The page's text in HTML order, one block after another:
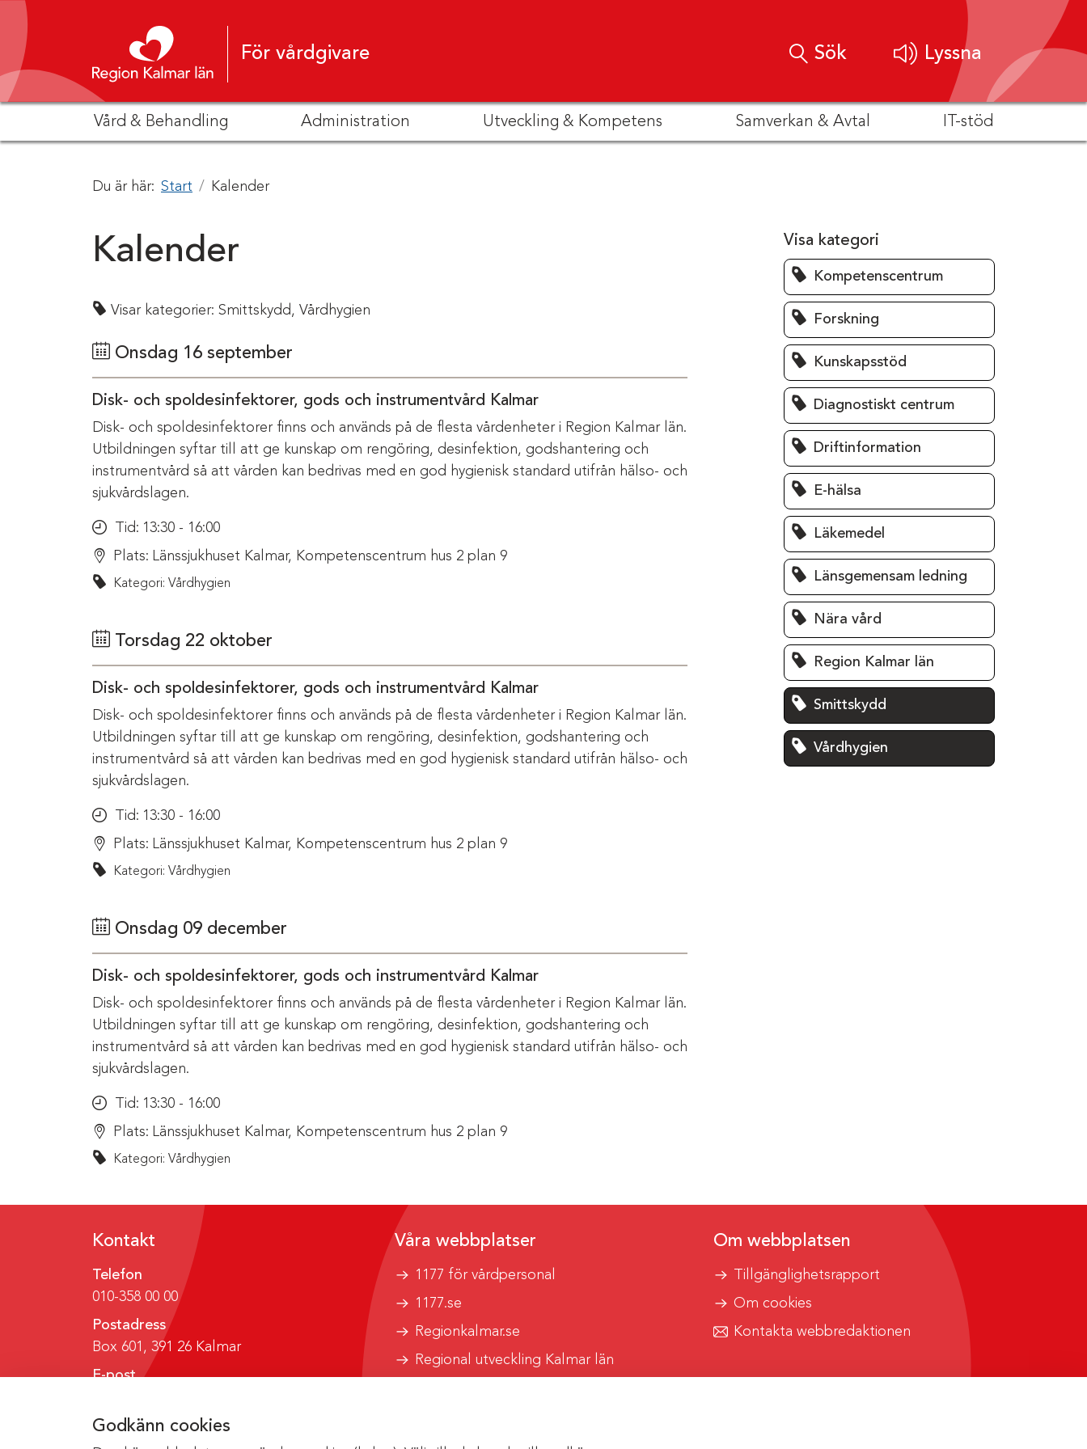
Godkänn cookies
Hoppa till innehåll
För vårdgivare Sök Lyssna
Vård & Behandling Administration Utveckling & Kompetens Samverkan & Avtal IT-stöd
Du är här: Start Kalender
Kalender
Visar kategorier: Smittskydd, Vårdhygien
Onsdag 16 september
Disk- och spoldesinfektorer, gods och instrumentvård Kalmar
Disk- och spoldesinfektorer finns och används på de flesta vårdenheter i Region Kalmar län.
Utbildningen syftar till att ge kunskap om rengöring, desinfektion, godshantering och
instrumentvård så att vården kan bedrivas med en god hygienisk standard utifrån hälso- och
sjukvårdslagen.
Tid: 13:30 - 16:00
Plats: Länssjukhuset Kalmar, Kompetenscentrum hus 2 plan 9
Kategori: Vårdhygien
Torsdag 22 oktober
Disk- och spoldesinfektorer, gods och instrumentvård Kalmar
Disk- och spoldesinfektorer finns och används på de flesta vårdenheter i Region Kalmar län.
Utbildningen syftar till att ge kunskap om rengöring, desinfektion, godshantering och
instrumentvård så att vården kan bedrivas med en god hygienisk standard utifrån hälso- och
sjukvårdslagen.
Tid: 13:30 - 16:00
Plats: Länssjukhuset Kalmar, Kompetenscentrum hus 2 plan 9
Kategori: Vårdhygien
Onsdag 09 december
Disk- och spoldesinfektorer, gods och instrumentvård Kalmar
Disk- och spoldesinfektorer finns och används på de flesta vårdenheter i Region Kalmar län.
Utbildningen syftar till att ge kunskap om rengöring, desinfektion, godshantering och
instrumentvård så att vården kan bedrivas med en god hygienisk standard utifrån hälso- och
sjukvårdslagen.
Tid: 13:30 - 16:00
Plats: Länssjukhuset Kalmar, Kompetenscentrum hus 2 plan 9
Kategori: Vårdhygien
Visa kategori
Kompetenscentrum
Forskning
Kunskapsstöd
Diagnostiskt centrum
Driftinformation
E-hälsa
Läkemedel
Länsgemensam ledning
Nära vård
Region Kalmar län
Smittskydd
Vårdhygien
Kontakt
Telefon
010-358 00 00
Postadress
Box 601, 391 26 Kalmar
E-post
Våra webbplatser
1177 för vårdpersonal
1177.se
Regionkalmar.se
Regional utveckling Kalmar län
Om webbplatsen
Tillgänglighetsrapport
Om cookies
Kontakta webbredaktionen